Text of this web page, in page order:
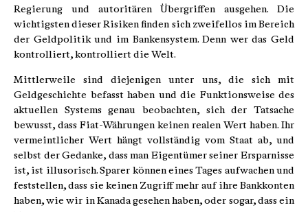
Regierung und autoritären Übergriffen ausgehen. Die
wichtigsten dieser Risiken finden sich zweifellos im Bereich
der Geldpolitik und im Bankensystem. Denn wer das Geld
kontrolliert, kontrolliert die Welt.
Mittlerweile sind diejenigen unter uns, die sich mit
Geldgeschichte befasst haben und die Funktionsweise des
aktuellen Systems genau beobachten, sich der Tatsache
bewusst, dass Fiat-Währungen keinen realen Wert haben. Ihr
vermeintlicher Wert hängt vollständig vom Staat ab, und
selbst der Gedanke, dass man Eigentümer seiner Ersparnisse
ist, ist illusorisch. Sparer können eines Tages aufwachen und
feststellen, dass sie keinen Zugriff mehr auf ihre Bankkonten
haben, wie wir in Kanada gesehen haben, oder sogar, dass ein